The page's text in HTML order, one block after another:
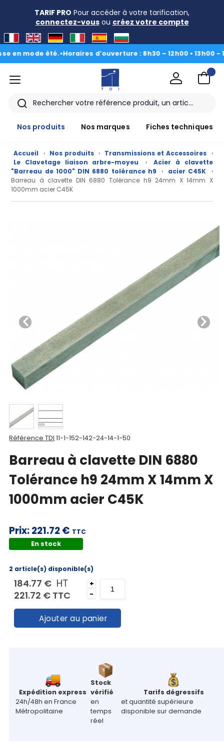
TARIF PRO Pour accéder à votre tarification,
connectez-vousou créez votre compte
mode été.•Horaires d’ouverture : 8h30 – 12h00 • 13h00 - 16h30
Nos
marques
Fiches
techniques
Catalogue
Documentations
Mon
compte
Mon
panier
Contact
menu
Rechercher
Nos produits
Nos marques Fiches techniques
Accueil › Nos produits › Transmissions et Accessoires
›
Le Clavetage liaison arbre-moyeu
›
Acier à clavette
"Barreau de 1000" DIN 6880 tolérance h9
› acier C45K
›
Barreau à clavette DIN 6880 Tolérance h9 24mm X 14mm X
1000mm acier C45K
Référence TDI 11-1-152-142-24-14-1-50
Barreau à clavette DIN 6880
Tolérance h9 24mm X 14mm X
1000mm acier C45K
Prix:221.72 € TTC
En stock
2 article(s) disponible(s)
184.77 € HT
221.72 € TTC
+
-
Ajouter au panier
Expédition express
24h/48h en France
Métropolitaine
Stock
vérifié
en
temps
réel
Tarifs dégressifs
et quantité supérieure
disponible sur demande